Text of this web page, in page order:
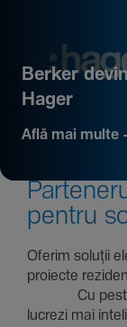
Berker
Hager
Află mai multe
pentru
Oferim soluții
proiecte
Cu peste
lucrezi mai